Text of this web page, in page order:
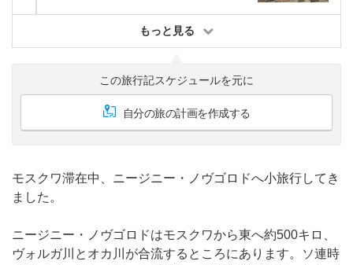
もっと見る
この旅行記スケジュールを元に
自分の旅の計画を作成する
モスクワ滞在中、ニージニー・ノヴゴロドへ小旅行してき
ました。
ニージニー・ノヴゴロドはモスクワから東へ約500キロ、
ヴォルガ川とオカ川が合流するところにあります。ソ連時